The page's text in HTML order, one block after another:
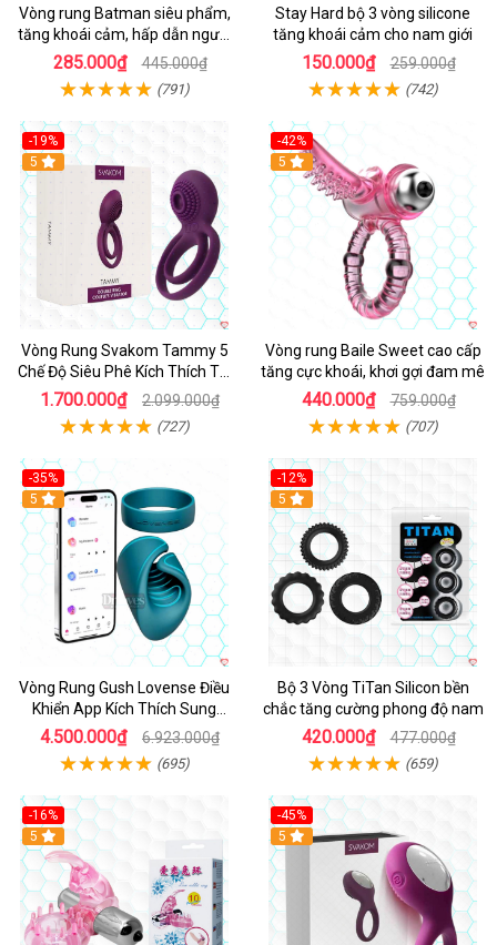
Vòng rung Batman siêu phẩm,
tăng khoái cảm, hấp dẫn người
dùng
285.000₫ 445.000₫
(791)
Stay Hard bộ 3 vòng silicone
tăng khoái cảm cho nam giới
150.000₫ 259.000₫
(742)
-19%
5
Vòng Rung Svakom Tammy 5
Chế Độ Siêu Phê Kích Thích Tối
Đa
1.700.000₫ 2.099.000₫
(727)
-42%
5
Vòng rung Baile Sweet cao cấp
tăng cực khoái, khơi gợi đam mê
440.000₫ 759.000₫
(707)
-35%
Hot
5
Vòng Rung Gush Lovense Điều
Khiển App Kích Thích Sung
Sướng
4.500.000₫ 6.923.000₫
(695)
-12%
5
Bộ 3 Vòng TiTan Silicon bền
chắc tăng cường phong độ nam
420.000₫ 477.000₫
(659)
-16%
Hot
5
-45%
5